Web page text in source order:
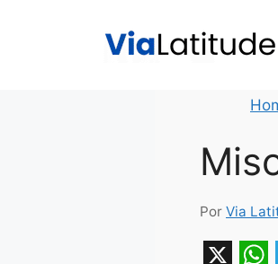
Por Via